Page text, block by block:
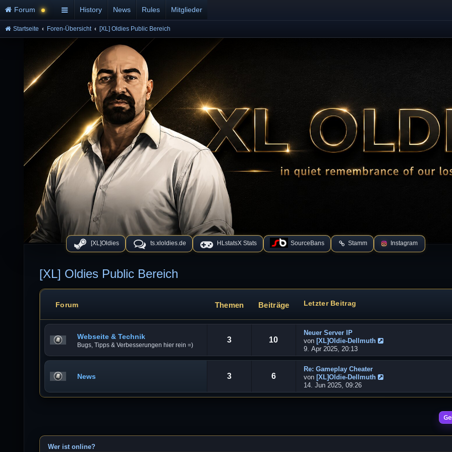
[XL]Oldies ts.xloldies.de HLstatsX Stats SourceBans Stamm Instagram
Forum History News Rules Mitglieder
Startseite Foren-Übersicht [XL] Oldies Public Bereich
[XL] Oldies Public Bereich
Forum Themen Beiträge Letzter Beitrag
Webseite & Technik
Bugs, Tipps & Verbesserungen hier rein =)
3 10
Neuer Server IP
von [XL]Oldie-Dellmuth
N
e
e
s
t
e
t
9. Apr 2025, 20:13
News 3 6
Re: Gameplay Cheater
von [XL]Oldie-Dellmuth
N
e
14. Jun 2025, 09:26
Wer ist online?